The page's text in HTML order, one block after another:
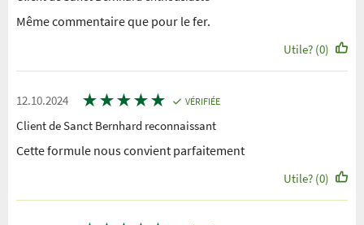
Même commentaire que pour le fer.
Utile? (0)
12.10.2024 ★★★★★ VÉRIFIÉE
Client de Sanct Bernhard reconnaissant
Cette formule nous convient parfaitement
Utile? (0)